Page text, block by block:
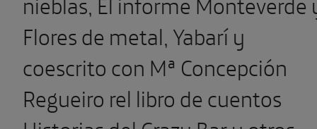
Flores de metal, Yabarí y
coescrito con Mª Concepción
Regueiro rel libro de cuentos